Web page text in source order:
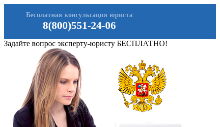
8(800)551-24-06
Бесплатная консультация юриста
Задайте вопрос эксперту-юристу БЕСПЛАТНО!